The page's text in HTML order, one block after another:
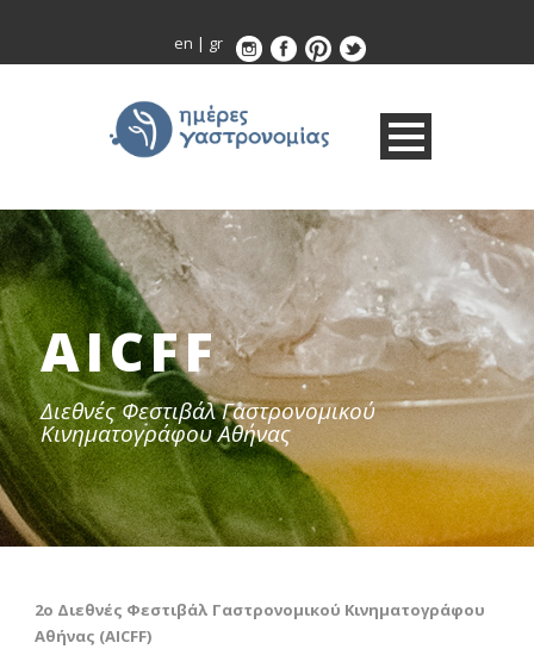
en | gr
AICFF
Διεθνές Φεστιβάλ Γαστρονομικού
Κινηματογράφου Αθήνας
2o Διεθνές Φεστιβάλ Γαστρονομικού Κινηματογράφου
Αθήνας (AICFF)